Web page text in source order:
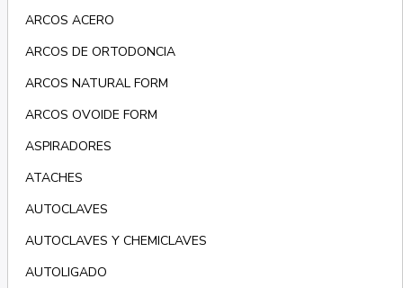
ARCOS ACERO
ARCOS DE ORTODONCIA
ARCOS NATURAL FORM
ARCOS OVOIDE FORM
ASPIRADORES
ATACHES
AUTOCLAVES
AUTOCLAVES Y CHEMICLAVES
AUTOLIGADO